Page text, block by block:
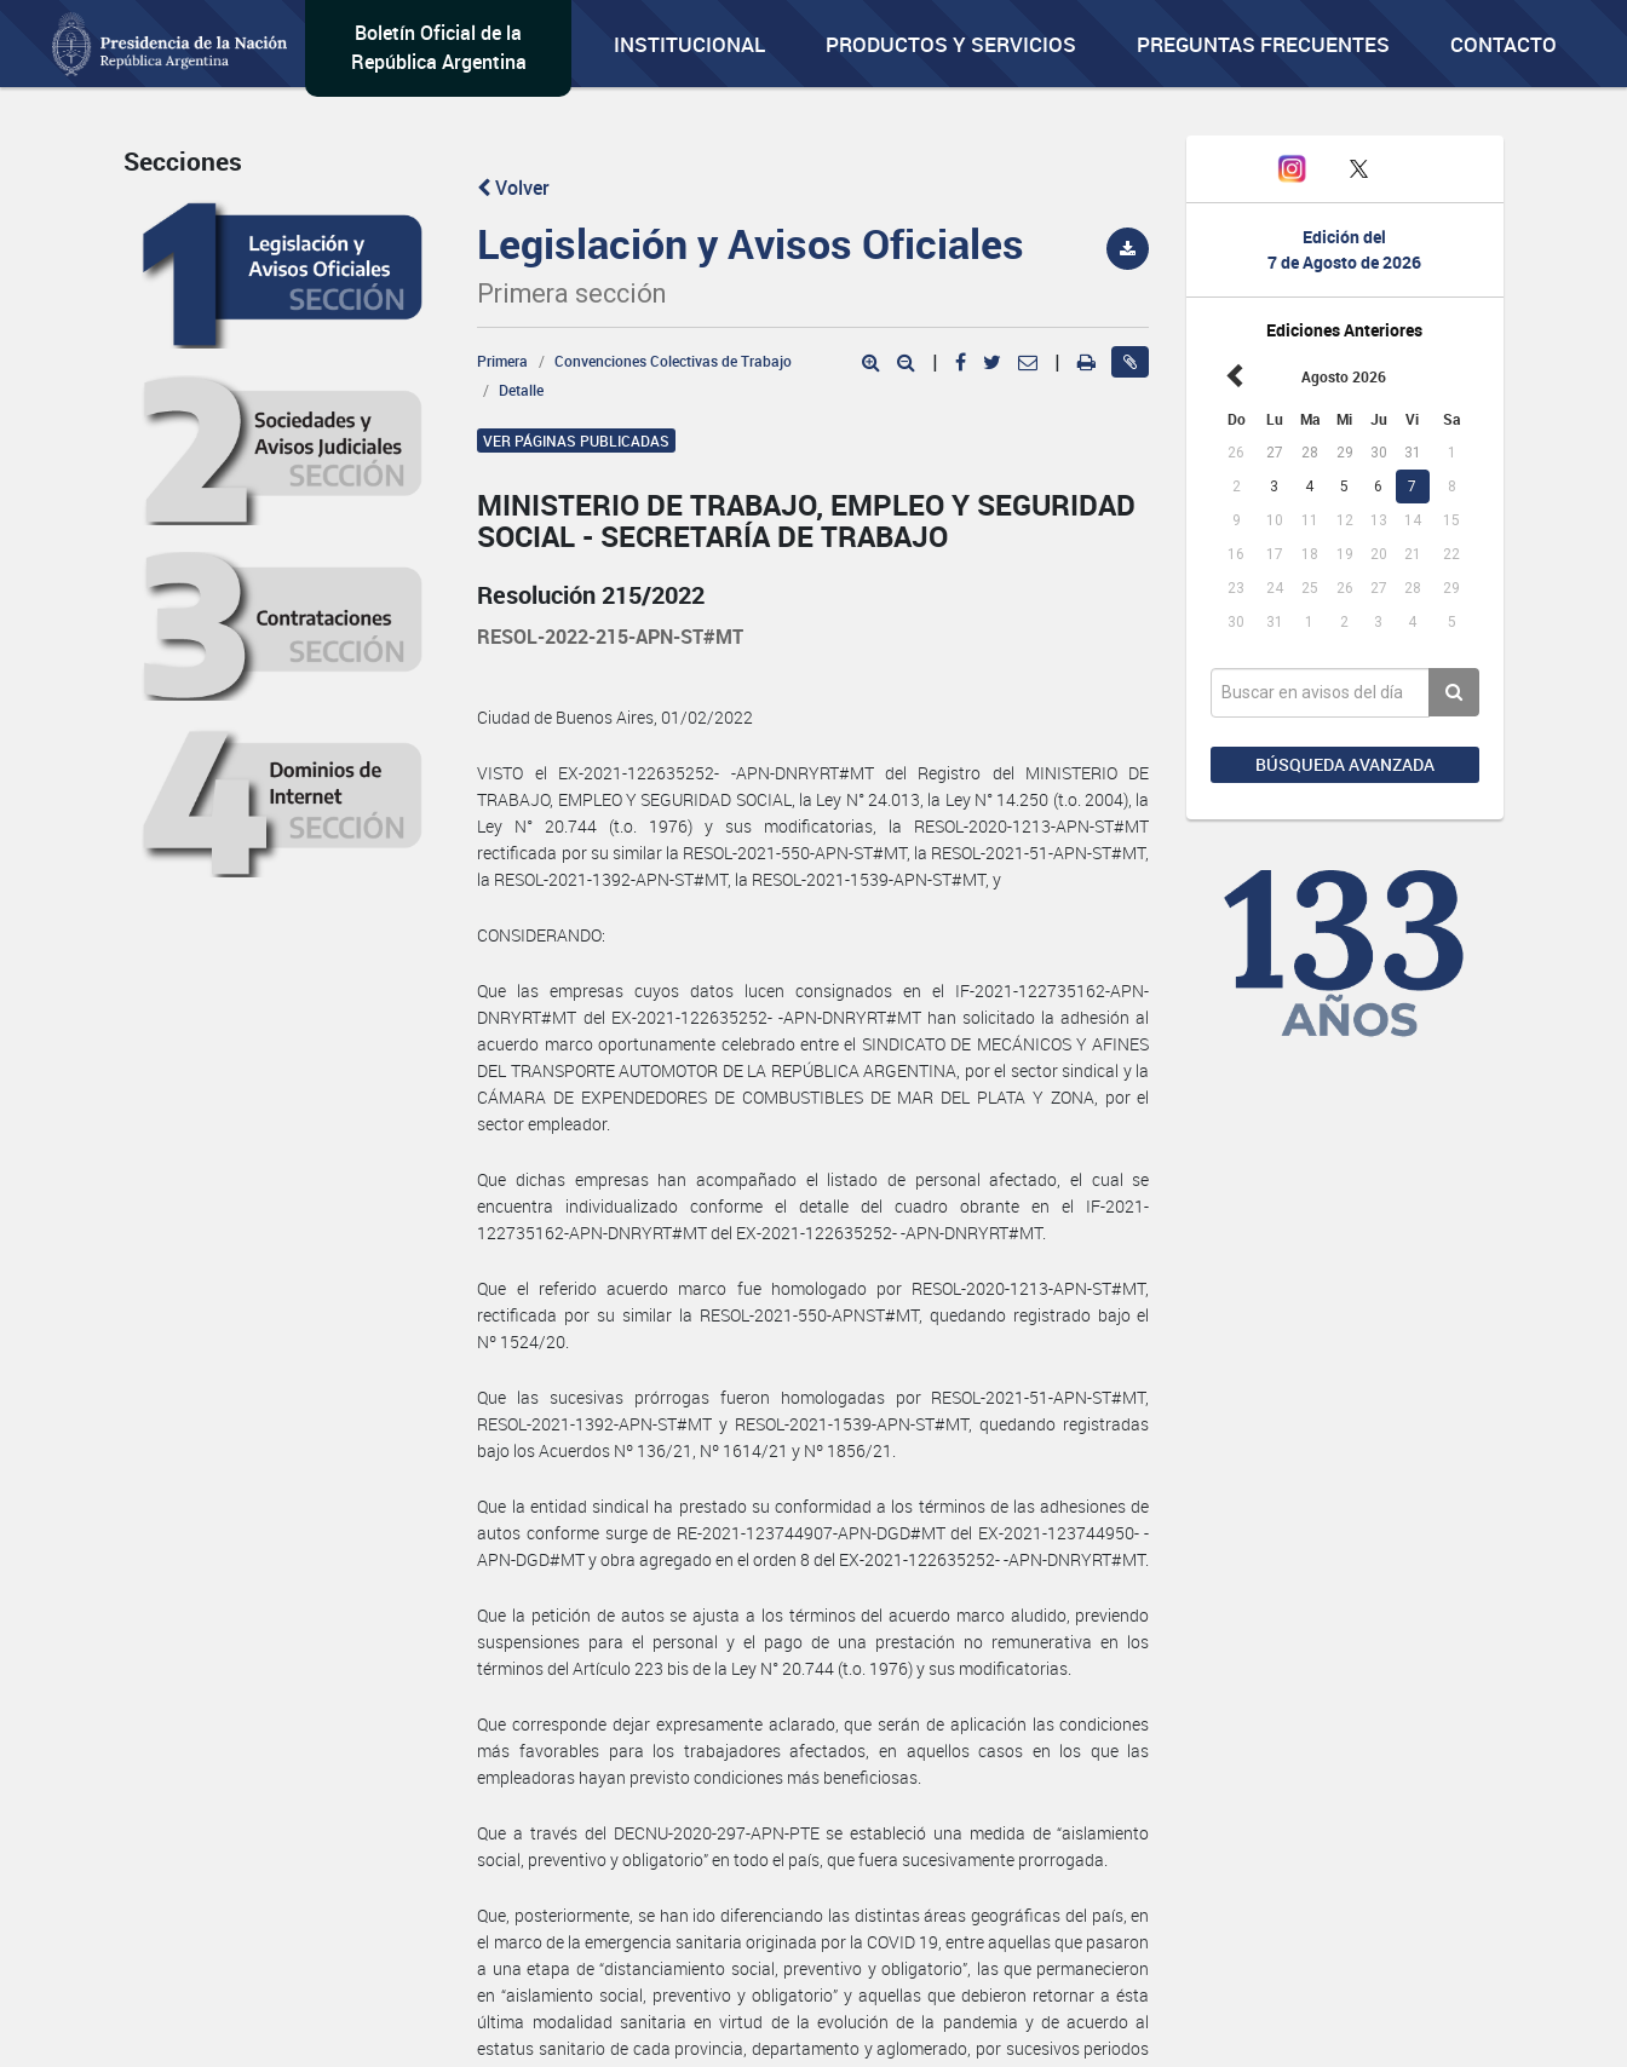
Boletín Oficial de la
República Argentina
INSTITUCIONAL PRODUCTOS Y SERVICIOS PREGUNTAS FRECUENTES CONTACTO
Edición del
7 de Agosto de 2026
Ediciones Anteriores
Agosto 2026
Do Lu Ma Mi Ju Vi Sa
26 27 28 29 30 31
1
2
3 4 5 6 7
8
9
10 11 12 13 14
15
16
17 18 19 20 21
22
23
24 25 26 27 28
29
30
31 1 2 3 4 5
BÚSQUEDA AVANZADA
Secciones
Volver
Legislación y Avisos Oficiales
Primera sección
Primera
Convenciones Colectivas de Trabajo
Detalle
| |
VER PÁGINAS PUBLICADAS
MINISTERIO DE TRABAJO, EMPLEO Y SEGURIDAD
SOCIAL - SECRETARÍA DE TRABAJO
Resolución 215/2022
RESOL-2022-215-APN-ST#MT
Ciudad de Buenos Aires, 01/02/2022
VISTO el EX-2021-122635252- -APN-DNRYRT#MT del Registro del MINISTERIO DE
TRABAJO, EMPLEO Y SEGURIDAD SOCIAL, la Ley N° 24.013, la Ley N° 14.250 (t.o. 2004), la
Ley N° 20.744 (t.o. 1976) y sus modificatorias, la RESOL-2020-1213-APN-ST#MT
rectificada por su similar la RESOL-2021-550-APN-ST#MT, la RESOL-2021-51-APN-ST#MT,
la RESOL-2021-1392-APN-ST#MT, la RESOL-2021-1539-APN-ST#MT, y
CONSIDERANDO:
Que las empresas cuyos datos lucen consignados en el IF-2021-122735162-APN-
DNRYRT#MT del EX-2021-122635252- -APN-DNRYRT#MT han solicitado la adhesión al
acuerdo marco oportunamente celebrado entre el SINDICATO DE MECÁNICOS Y AFINES
DEL TRANSPORTE AUTOMOTOR DE LA REPÚBLICA ARGENTINA, por el sector sindical y la
CÁMARA DE EXPENDEDORES DE COMBUSTIBLES DE MAR DEL PLATA Y ZONA, por el
sector empleador.
Que dichas empresas han acompañado el listado de personal afectado, el cual se
encuentra individualizado conforme el detalle del cuadro obrante en el IF-2021-
122735162-APN-DNRYRT#MT del EX-2021-122635252- -APN-DNRYRT#MT.
Que el referido acuerdo marco fue homologado por RESOL-2020-1213-APN-ST#MT,
rectificada por su similar la RESOL-2021-550-APNST#MT, quedando registrado bajo el
Nº 1524/20.
Que las sucesivas prórrogas fueron homologadas por RESOL-2021-51-APN-ST#MT,
RESOL-2021-1392-APN-ST#MT y RESOL-2021-1539-APN-ST#MT, quedando registradas
bajo los Acuerdos Nº 136/21, Nº 1614/21 y Nº 1856/21.
Que la entidad sindical ha prestado su conformidad a los términos de las adhesiones de
autos conforme surge de RE-2021-123744907-APN-DGD#MT del EX-2021-123744950- -
APN-DGD#MT y obra agregado en el orden 8 del EX-2021-122635252- -APN-DNRYRT#MT.
Que la petición de autos se ajusta a los términos del acuerdo marco aludido, previendo
suspensiones para el personal y el pago de una prestación no remunerativa en los
términos del Artículo 223 bis de la Ley N° 20.744 (t.o. 1976) y sus modificatorias.
Que corresponde dejar expresamente aclarado, que serán de aplicación las condiciones
más favorables para los trabajadores afectados, en aquellos casos en los que las
empleadoras hayan previsto condiciones más beneficiosas.
Que a través del DECNU-2020-297-APN-PTE se estableció una medida de “aislamiento
social, preventivo y obligatorio” en todo el país, que fuera sucesivamente prorrogada.
Que, posteriormente, se han ido diferenciando las distintas áreas geográficas del país, en
el marco de la emergencia sanitaria originada por la COVID 19, entre aquellas que pasaron
a una etapa de “distanciamiento social, preventivo y obligatorio”, las que permanecieron
en “aislamiento social, preventivo y obligatorio” y aquellas que debieron retornar a ésta
última modalidad sanitaria en virtud de la evolución de la pandemia y de acuerdo al
estatus sanitario de cada provincia, departamento y aglomerado, por sucesivos periodos